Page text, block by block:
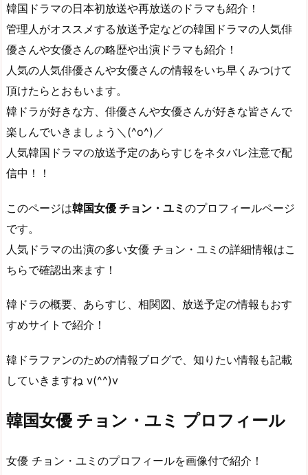
韓国ドラマの日本初放送や再放送のドラマも紹介！
管理人がオススメする放送予定などの韓国ドラマの人気俳
優さんや女優さんの略歴や出演ドラマも紹介！
人気の人気俳優さんや女優さんの情報をいち早くみつけて
頂けたらとおもいます。
韓ドラが好きな方、俳優さんや女優さんが好きな皆さんで
楽しんでいきましょう＼(^o^)／
人気韓国ドラマの放送予定のあらすじをネタバレ注意で配
信中！！
このページは韓国女優 チョン・ユミ のプロフィールページ
です。
人気ドラマの出演の多い女優 チョン・ユミの詳細情報はこ
ちらで確認出来ます！
韓ドラの概要、あらすじ、相関図、放送予定の情報もおす
すめサイトで紹介！
韓ドラファンのための情報ブログで、知りたい情報も記載
していきますね v(^^)v
韓国女優 チョン・ユミ プロフィール
女優 チョン・ユミのプロフィールを画像付で紹介！